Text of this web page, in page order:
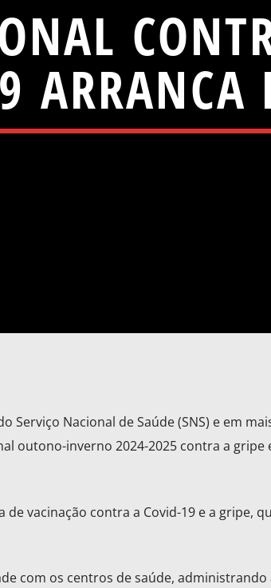
ARRANCA
Serviço Nacional de Saúde (SNS) e em
outono-inverno 2024-2025 contra a gripe
vacinação contra a Covid-19 e a gripe,
com os centros de saúde, administrando